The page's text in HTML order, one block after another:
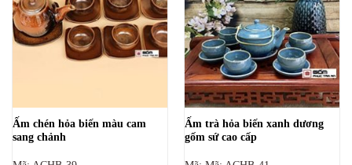
Ấm chén hỏa biến màu cam
sang chảnh
Ấm trà hỏa biến xanh dương
gốm sứ cao cấp